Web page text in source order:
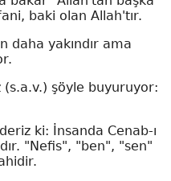
baki olan Allah'tır.
daha yakındır ama
(s.a.v.) şöyle buyuruyor:
ki: İnsanda Cenab-ı
"Nefis", "ben", "sen"